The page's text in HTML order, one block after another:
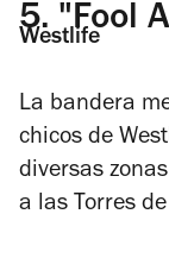
5. "Fool
Westlife
La bandera
chicos de
diversas
a las Torres de